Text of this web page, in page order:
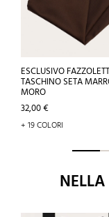
ESCLUSIVO
TASCHINO SETA
MORO
Prezzo
32,00 €
+ 19 COLORI